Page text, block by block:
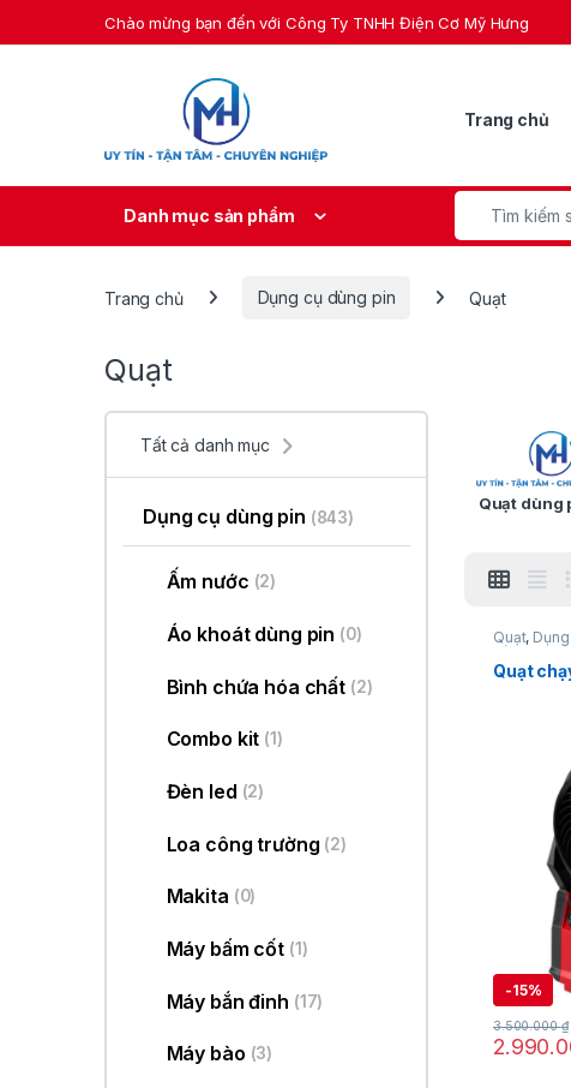
Skip to navigationChào mừng bạn đến với Công Ty TNHH Điện Cơ Mỹ Hưng
Trang chủ
Danh mục sản phẩm
Search for:
Trang chủ Dụng cụ dùng pin Quạt
Quạt
Quạt dùng
Quạt,
dùng pin 18V
Quạt
-15%
3.500.000₫
Tất cả danh mục
Dụng cụ dùng pin (843)
Ấm nước (2)
Áo khoát dùng pin (0)
Bình chứa hóa chất (2)
Combo kit (1)
Đèn led (2)
Loa công trường (2)
Makita (0)
Máy bấm cốt (1)
Máy bắn đinh (17)
Máy bào (3)